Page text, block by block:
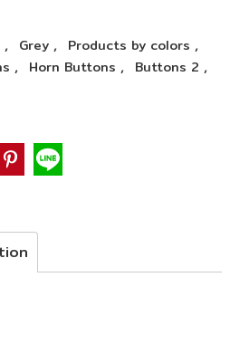
, Grey , Products by colors ,
, Horn Buttons , Buttons 2 ,